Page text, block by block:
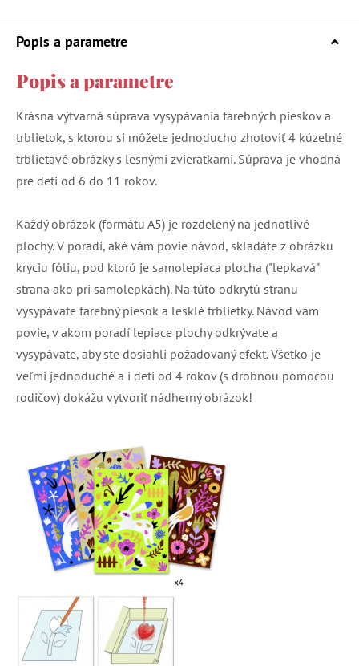
Popis a parametre
Popis a parametre
Krásna výtvarná súprava vysypávania farebných pieskov a
trblietok, s ktorou si môžete jednoducho zhotoviť 4 kúzelné
trblietavé obrázky s lesnými zvieratkami. Súprava je vhodná
pre deti od 6 do 11 rokov.
Každý obrázok (formátu A5) je rozdelený na jednotlivé
plochy. V poradí, aké vám povie návod, skladáte z obrázku
kryciu fóliu, pod ktorú je samolepiaca plocha ("lepkavá"
strana ako pri samolepkách). Na túto odkrytú stranu
vysypávate farebný piesok a lesklé trblietky. Návod vám
povie, v akom poradí lepiace plochy odkrývate a
vysypávate, aby ste dosiahli požadovaný efekt. Všetko je
veľmi jednoduché a i deti od 4 rokov (s drobnou pomocou
rodičov) dokážu vytvoriť nádherný obrázok!